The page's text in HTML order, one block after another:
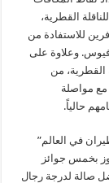
القطرية،
للاستفادة من
وعلاوة على
القطرية، من
مع مواصلة
حالياً.
في العالم”
إلى جانب الفوز بخمس جوائز
صالة لدرجة رجال